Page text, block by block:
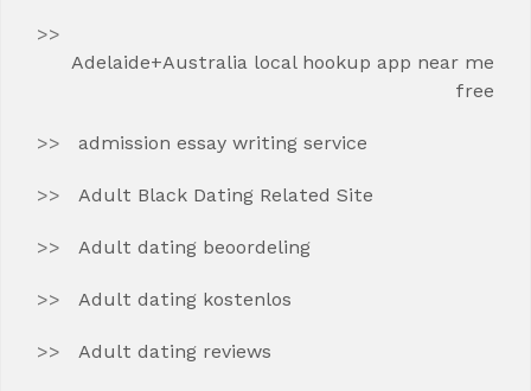
Adelaide+Australia local hookup app near me
free
admission essay writing service
Adult Black Dating Related Site
Adult dating beoordeling
Adult dating kostenlos
Adult dating reviews